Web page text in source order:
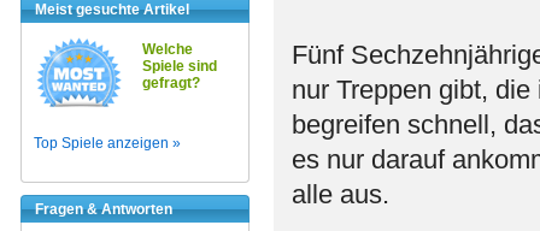
Meist gesuchte Artikel
Welche
Spiele sind
gefragt?
Top Spiele anzeigen »
Fragen & Antworten
Fünf
nur Treppen gibt,
begreifen schnell,
es nur darauf
alle aus.